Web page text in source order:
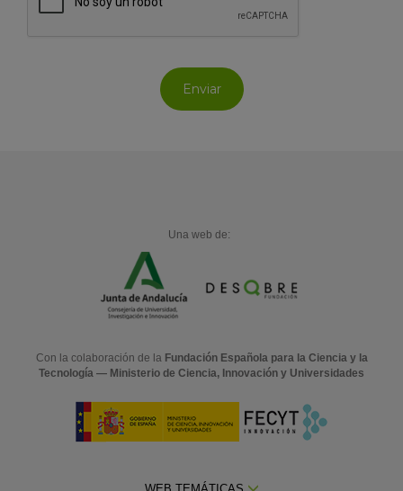
Una web de:
Con la colaboración de la Fundación Española para la Ciencia y la
Tecnología — Ministerio de Ciencia, Innovación y Universidades